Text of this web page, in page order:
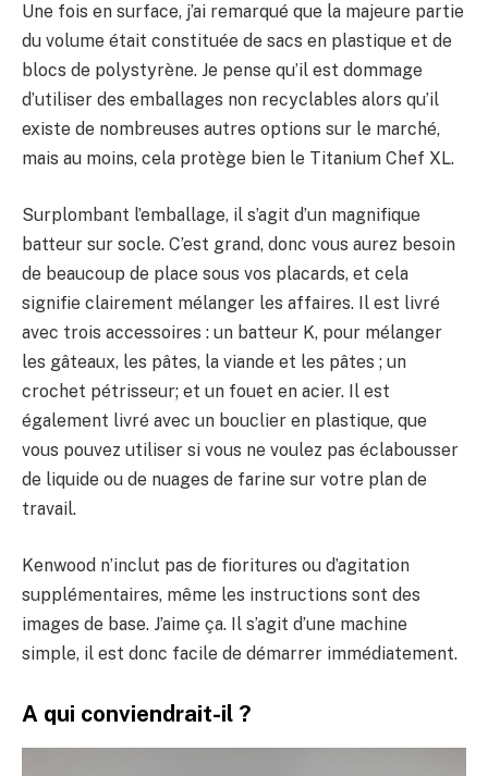
Une fois en surface, j’ai remarqué que la majeure partie
du volume était constituée de sacs en plastique et de
blocs de polystyrène. Je pense qu’il est dommage
d’utiliser des emballages non recyclables alors qu’il
existe de nombreuses autres options sur le marché,
mais au moins, cela protège bien le Titanium Chef XL.
Surplombant l’emballage, il s’agit d’un magnifique
batteur sur socle. C’est grand, donc vous aurez besoin
de beaucoup de place sous vos placards, et cela
signifie clairement mélanger les affaires. Il est livré
avec trois accessoires : un batteur K, pour mélanger
les gâteaux, les pâtes, la viande et les pâtes ; un
crochet pétrisseur; et un fouet en acier. Il est
également livré avec un bouclier en plastique, que
vous pouvez utiliser si vous ne voulez pas éclabousser
de liquide ou de nuages ​​de farine sur votre plan de
travail.
Kenwood n’inclut pas de fioritures ou d’agitation
supplémentaires, même les instructions sont des
images de base. J’aime ça. Il s’agit d’une machine
simple, il est donc facile de démarrer immédiatement.
A qui conviendrait-il ?